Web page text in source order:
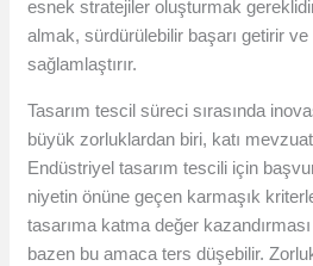
esnek stratejiler oluşturmak
almak, sürdürülebilir başarı getirir ve
sağlamlaştırır.
Tasarım tescil süreci sırasında
büyük zorluklardan biri, katı
Endüstriyel tasarım tescili için
niyetin önüne geçen karmaşık
tasarıma katma değer
bazen bu amaca ters düşebilir.